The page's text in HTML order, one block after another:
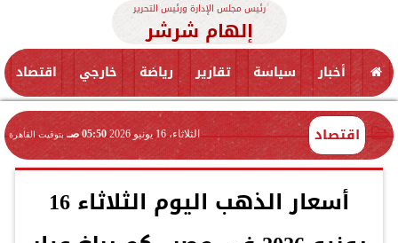
رئيس مجلس الإدارة ورئيس التحرير
إلهام شرشر
أخبار سياسة تقارير رياضة خارجي اقتصاد
اقتصاد الثلاثاء، 16 يونيو 2026 05:50 صـ بتوقيت القاهرة
أسعار الذهب اليوم الثلاثاء 16